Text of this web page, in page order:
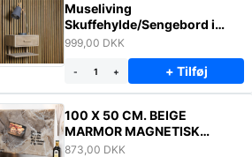
Museliving
Skuffehylde/Sengebord i
massiv eg
999,00 DKK
- + + Tilføj
100 X 50 CM. BEIGE
MARMOR MAGNETISK
STÆNKPLADE
873,00 DKK